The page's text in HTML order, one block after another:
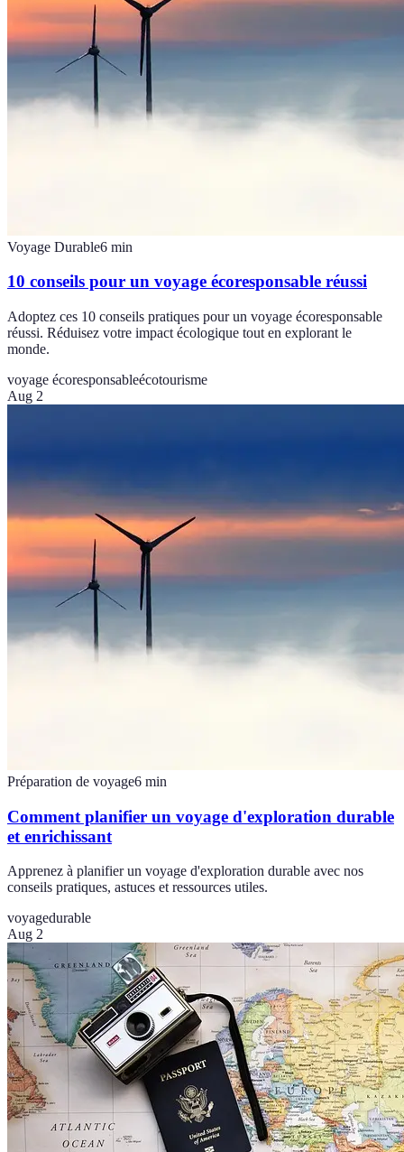
Voyage Durable6 min
10 conseils pour un voyage écoresponsable réussi
Adoptez ces 10 conseils pratiques pour un voyage écoresponsable
réussi. Réduisez votre impact écologique tout en explorant le
monde.
voyage écoresponsableécotourisme
Aug 2
Préparation de voyage6 min
Comment planifier un voyage d'exploration durable
et enrichissant
Apprenez à planifier un voyage d'exploration durable avec nos
conseils pratiques, astuces et ressources utiles.
voyagedurable
Aug 2